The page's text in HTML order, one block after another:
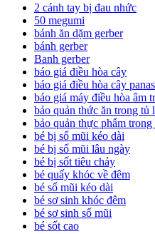
2 cánh tay bị đau nhức
50 megumi
bánh ăn dặm gerber
bánh gerber
Banh gerber
báo giá điều hòa cây
báo giá điều hòa cây
báo giá máy điều hòa âm
bảo quản thức ăn trong tủ
bảo quản thực phẩm
bé bị sổ mũi kéo dài
bé bị sổ mũi lâu ngày
bé bị sốt tiêu chảy
bé quấy khóc về đêm
bé sổ mũi kéo dài
bé sơ sinh khóc đêm
bé sơ sinh sổ mũi
bé sốt cao